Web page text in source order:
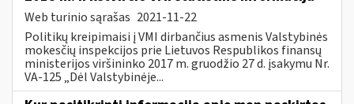
Web turinio sąrašas 2021-11-22
Politikų kreipimaisi į VMI dirbančius asmenis Valstybinės
mokesčių inspekcijos prie Lietuvos Respublikos finansų
ministerijos viršininko 2017 m. gruodžio 27 d. įsakymu Nr.
VA-125 „Dėl Valstybinėje...